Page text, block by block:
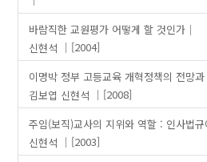
바람직한 교원평가 어떻게 할 것인가
신현석
[2004]
이명박 정부 고등교육 개혁정책의 전망
김보엽 신현석
[2008]
주임(보직)교사의 지위와 역할 : 인사법
신현석
[2003]